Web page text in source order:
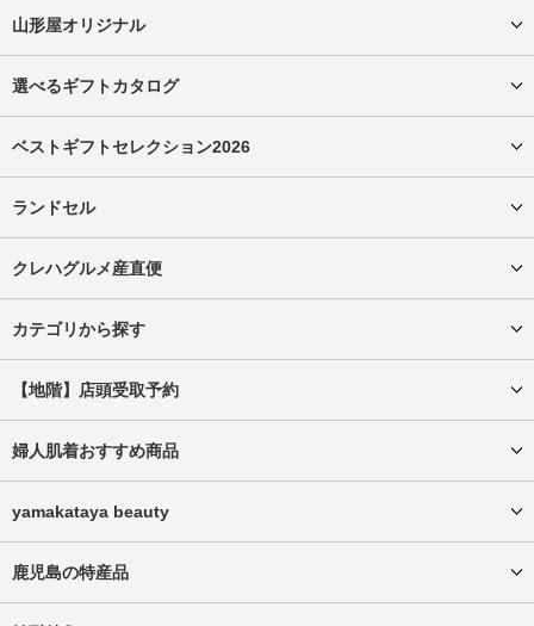
山形屋オリジナル
選べるギフトカタログ
ベストギフトセレクション2026
ランドセル
クレハグルメ産直便
カテゴリから探す
【地階】店頭受取予約
婦人肌着おすすめ商品
yamakataya beauty
鹿児島の特産品